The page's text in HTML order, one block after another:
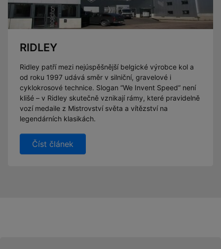
RIDLEY
Ridley patří mezi nejúspěšnější belgické výrobce kol a
od roku 1997 udává směr v silniční, gravelové i
cyklokrosové technice. Slogan “We Invent Speed” není
klišé – v Ridley skutečně vznikají rámy, které pravidelně
vozí medaile z Mistrovství světa a vítězství na
legendárních klasikách.
Číst článek